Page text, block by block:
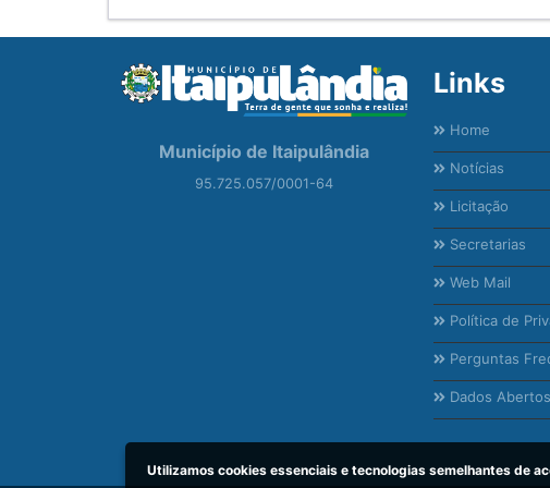
Município de Itaipulândia
95.725.057/0001-64
Links
Home
Notícias
Licitação
Secretarias
Web Mail
Política de
Perguntas
Dados Abertos
Utilizamos cookies essenciais e tecnologias semelhantes de